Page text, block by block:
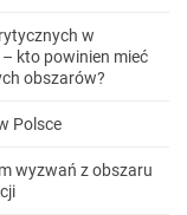
w
kto powinien mieć
obszarów?
Polsce
wyzwań z obszaru